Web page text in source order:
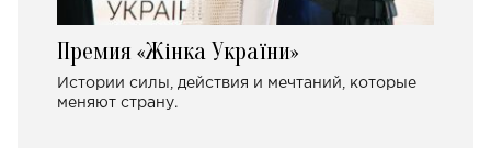
Премия «Жінка України»
Истории силы, действия и мечтаний, которые
меняют страну.